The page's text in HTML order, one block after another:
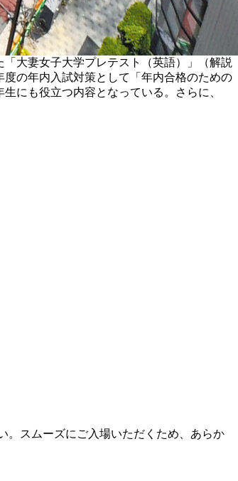
大妻女子大学プレテスト（英語）」（解説
の年内入試対策として「年内合格のための
にも役立つ内容となっている。さらに、
。スムーズにご入場いただくため、あらか